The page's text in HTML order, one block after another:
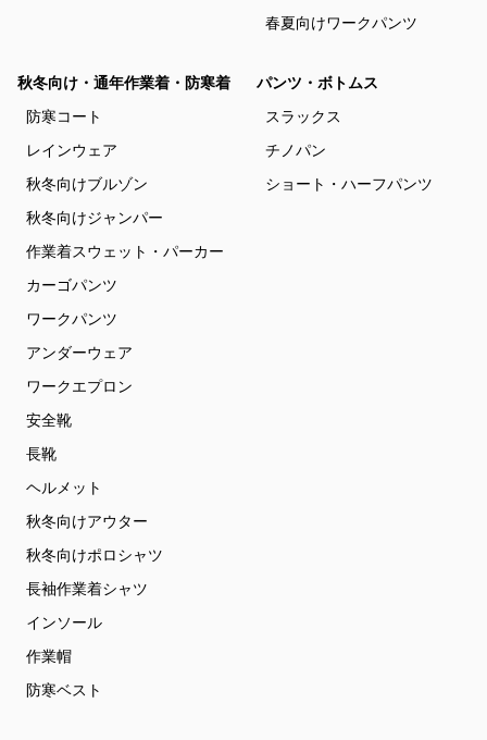
春夏向けワークパンツ
秋冬向け・通年作業着・防寒着
防寒コート
レインウェア
秋冬向けブルゾン
秋冬向けジャンパー
作業着スウェット・パーカー
カーゴパンツ
ワークパンツ
アンダーウェア
ワークエプロン
安全靴
長靴
ヘルメット
秋冬向けアウター
秋冬向けポロシャツ
長袖作業着シャツ
インソール
作業帽
防寒ベスト
パンツ・ボトムス
スラックス
チノパン
ショート・ハーフパンツ